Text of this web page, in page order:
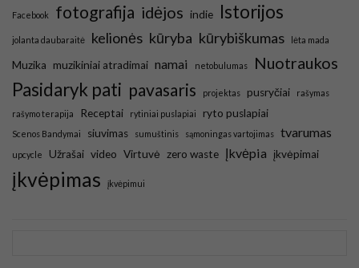
Facebook fotografija idėjos indie Istorijos
jolanta daubaraitė kelionės kūryba kūrybiškumas lėta mada
Muzika muzikiniai atradimai namai netobulumas Nuotraukos
Pasidaryk pati pavasaris projektas pusryčiai
rašymas
rašymo terapija
Receptai rytiniai puslapiai ryto puslapiai
Scenos Bandymai siuvimas sumuštinis sąmoningas vartojimas tvarumas
upcycle Užrašai video Virtuvė zero waste Įkvėpia įkvėpimai
įkvėpimas įkvėpimui